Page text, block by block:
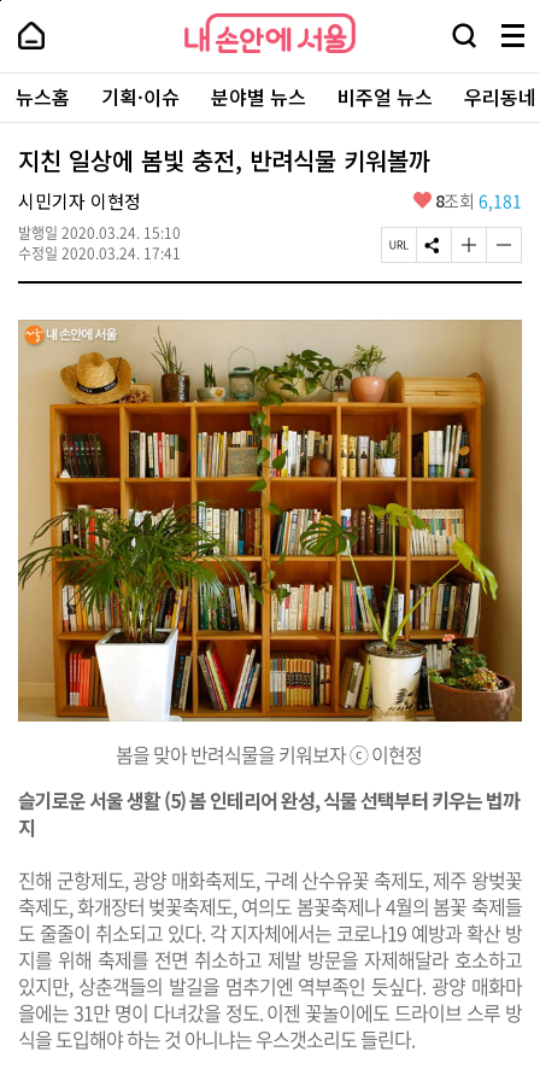
본
로
가
내
손
안
에
서
울
-
서
울
시
대
표
소
포
털
내
손
에
울
검
창
열
기
메
뉴
전
체
보
주
요
서
뉴스홈 기획·이슈 분야별 뉴스 비주얼 뉴스 우리동
지친 일상에 봄빛 충전, 반려식물 키워볼까
시민기자 이현정
발행일 2020.03.24. 15:10
수정일 2020.03.24. 17:41
좋
요
8조회 6,181
페
이
U
복
사
S
N
공
기
글
자
기
게
변
경
하
기
글
자
기
봄을 맞아 반려식물을 키워보자 ⓒ 이현정
슬기로운 서울 생활 (5) 봄 인테리어 완성, 식물 선택부터 키우는 법까
지
진해 군항제도, 광양 매화축제도, 구례 산수유꽃 축제도, 제주 왕벚꽃
축제도, 화개장터 벚꽃축제도, 여의도 봄꽃축제나 4월의 봄꽃 축제들
도 줄줄이 취소되고 있다. 각 지자체에서는 코로나19 예방과 확산 방
지를 위해 축제를 전면 취소하고 제발 방문을 자제해달라 호소하고
있지만, 상춘객들의 발길을 멈추기엔 역부족인 듯싶다. 광양 매화마
을에는 31만 명이 다녀갔을 정도. 이젠 꽃놀이에도 드라이브 스루 방
식을 도입해야 하는 것 아니냐는 우스갯소리도 들린다.
페
상
단
로